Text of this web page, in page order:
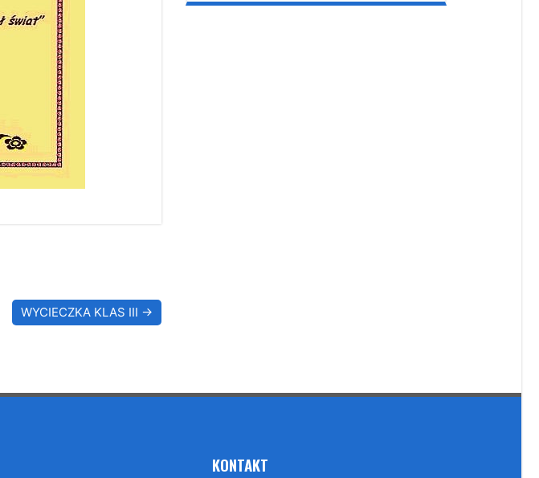
WYCIECZKA KLAS III
KONTAKT